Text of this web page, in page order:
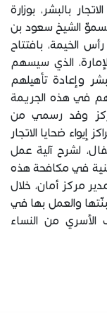
بالبشر، بوزارة
الشيخ سعود بن
الخيمة، بافتتاح
الذي سيسهم
وإعادة تأهيلهم
في هذه الجريمة
وفد رسمي من
إيواء ضحايا الاتجار
لشرح آلية عمل
في مكافحة هذه
مركز أمان، خلال
والعمل بها في
الأسري من النساء